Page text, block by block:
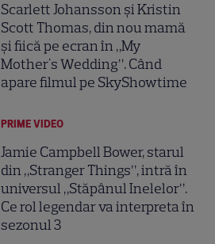
Scarlett Johansson și Kristin
Scott Thomas, din nou mamă
și fiică pe ecran în „My
Mother's Wedding”. Când
apare filmul pe SkyShowtime
PRIME VIDEO
Jamie Campbell Bower, starul
din „Stranger Things”, intră în
universul „Stăpânul Inelelor”.
Ce rol legendar va interpreta în
sezonul 3